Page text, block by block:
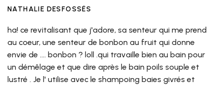
NATHALIE DESFOSSÉS
ha! ce revitalisant que j'adore, sa senteur qui me prend
au coeur, une senteur de bonbon au fruit qui donne
envie de .... bonbon ? loll .qui travaille bien au bain pour
un démêlage et que dire après le bain poils souple et
lustré . Je l' utilise avec le shampoing baies givrés et